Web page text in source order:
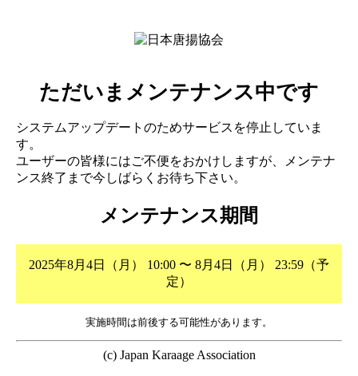
ただいまメンテナンス中です
システムアップデートのためサービスを停止していま
す。
ユーザーの皆様にはご不便をおかけしますが、メンテナ
ンス終了まで今しばらくお待ち下さい。
メンテナンス期間
2025年8月4日（月） 10:00 〜 8月4日（月） 23:59（予
定）
実施時間は前後する可能性があります。
(c) Japan Karaage Association